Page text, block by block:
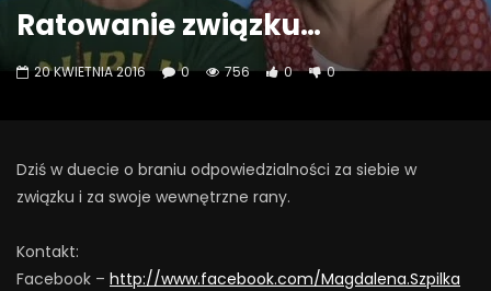
Ratowanie związku…
20 KWIETNIA 2016 0 756 0 0
Dziś w duecie o braniu odpowiedzialności za siebie w
związku i za swoje wewnętrzne rany.
Kontakt:
Facebook – http://www.facebook.com/Magdalena.Szpilka